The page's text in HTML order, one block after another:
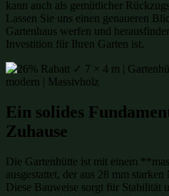
kann auch als gemütlicher
Lassen Sie uns einen genaueren
Gartenhaus werfen und
Investition für Ihren Garten ist.
Ein solides
Zuhause
Die Gartenhütte ist mit einem
ausgestattet, der aus 28 mm
Diese Bauweise sorgt für Stabilität